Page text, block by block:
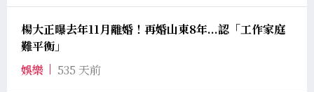
楊大正曝去年11月離婚！再婚山東8年...認「工作家庭
難平衡」
娛樂
535 天前